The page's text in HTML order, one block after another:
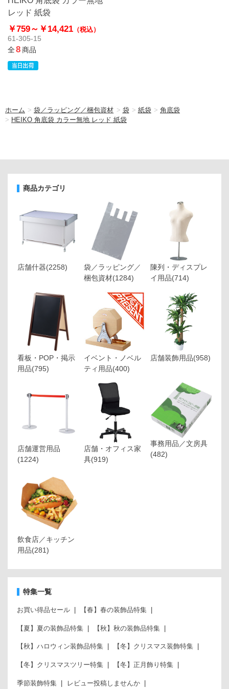
レッド 紙袋
￥759～ ￥14,421 （税込）
61-305-15
全8商品
ホーム >袋／ラッピング／梱包資材 > 袋 > 紙袋 > 角底袋
> HEIKO 角底袋 カラー無地 レッド 紙袋
商品カテゴリ
店舗什器(2258)
袋／ラッピング／
梱包資材(1284)
陳列・ディスプレ
イ用品(714)
看板・POP・掲示
用品(795)
イベント・ノベル
ティ用品(400)
店舗装飾用品(958)
店舗運営用品
(1224)
店舗・オフィス家
具(919)
事務用品／文房具
(482)
飲食店／キッチン
用品(281)
特集一覧
お買い得品セール 【春】春の装飾品特集
【夏】夏の装飾品特集 【秋】秋の装飾品特集
【秋】ハロウィン装飾品特集 【冬】クリスマス装飾特集
【冬】クリスマスツリー特集 【冬】正月飾り特集
季節装飾特集 レビュー投稿しませんか